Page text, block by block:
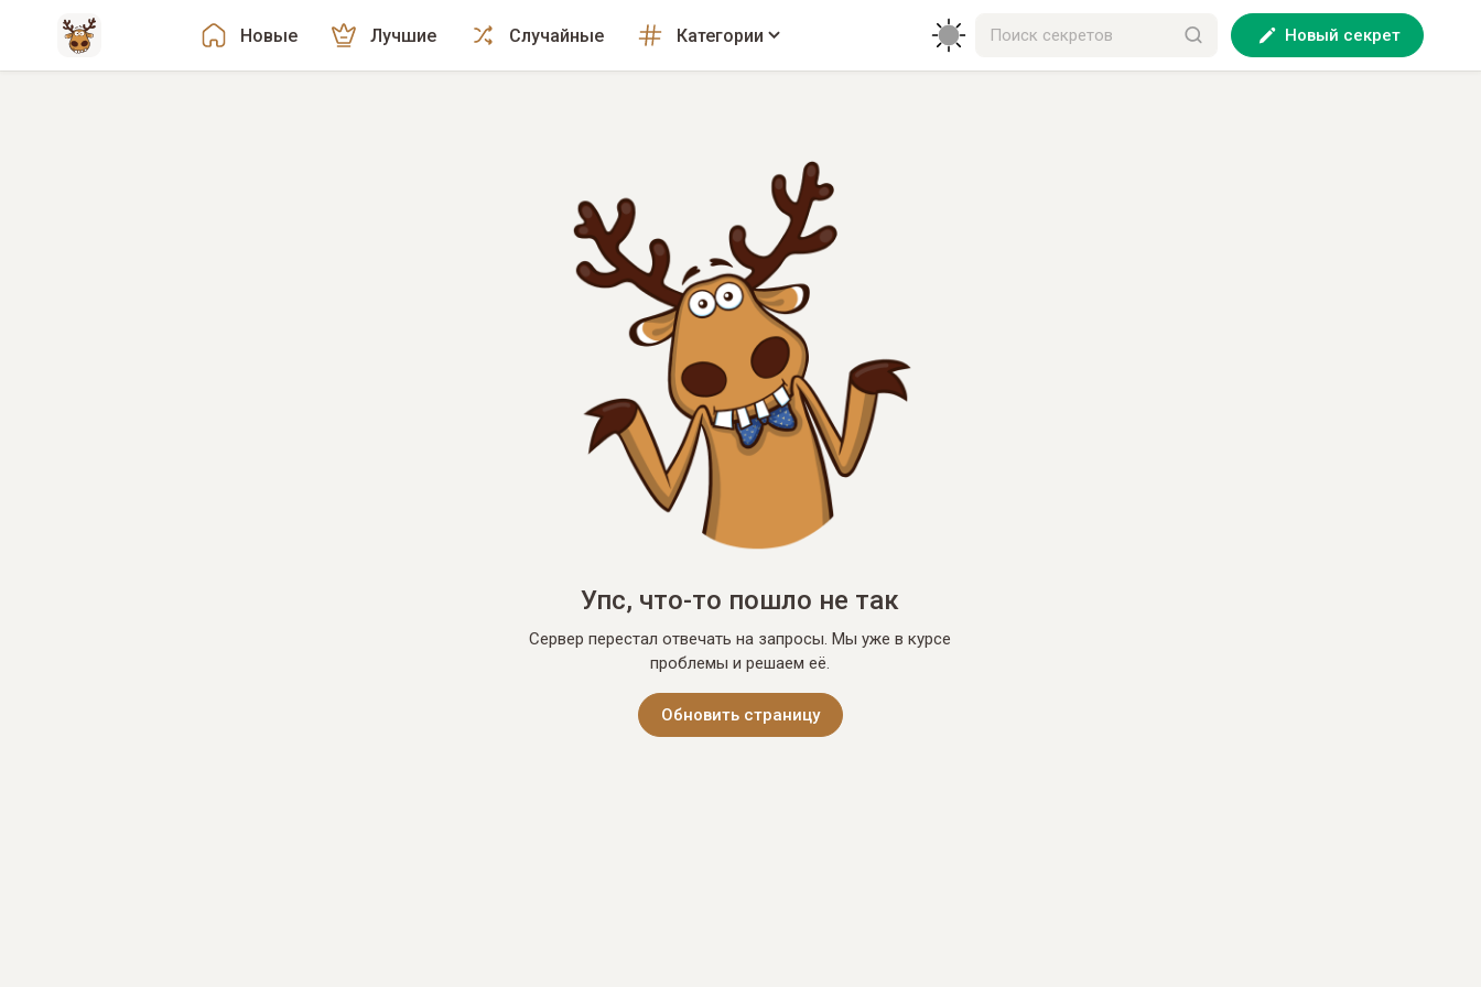
Новые Лучшие Случайные Категории Новый секрет
Упс, что-то пошло не так
Сервер перестал отвечать на запросы. Мы уже в курсе
проблемы и решаем её.
Обновить страницу